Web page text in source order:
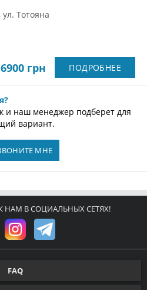
Тотояна
грн ПОДРОБНЕЕ
и наш менеджер подберет для
вариант.
МНЕ
НАМ В СОЦИАЛЬНЫХ СЕТЯХ!
FAQ